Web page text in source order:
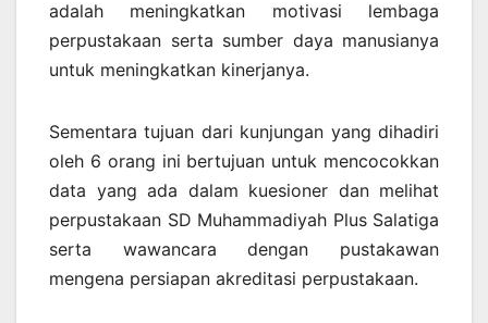
adalah meningkatkan motivasi lembaga
perpustakaan serta sumber daya manusianya
untuk meningkatkan kinerjanya.
Sementara tujuan dari kunjungan yang dihadiri
oleh 6 orang ini bertujuan untuk mencocokkan
data yang ada dalam kuesioner dan melihat
perpustakaan SD Muhammadiyah Plus Salatiga
serta wawancara dengan pustakawan
mengena persiapan akreditasi perpustakaan.